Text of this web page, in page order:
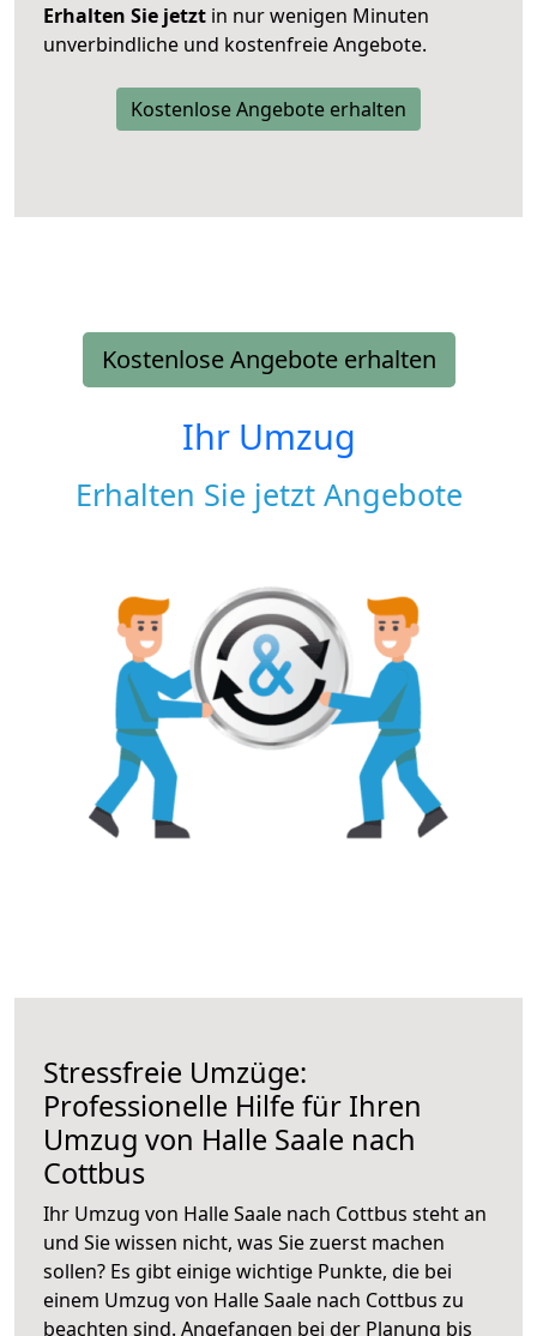
Erhalten Sie jetzt in nur wenigen Minuten
unverbindliche und kostenfreie Angebote.
Kostenlose Angebote erhalten
Kostenlose Angebote erhalten
Ihr Umzug
Erhalten Sie jetzt Angebote
Stressfreie Umzüge:
Professionelle Hilfe für Ihren
Umzug von Halle Saale nach
Cottbus
Ihr Umzug von Halle Saale nach Cottbus steht an
und Sie wissen nicht, was Sie zuerst machen
sollen? Es gibt einige wichtige Punkte, die bei
einem Umzug von Halle Saale nach Cottbus zu
beachten sind. Angefangen bei der Planung bis